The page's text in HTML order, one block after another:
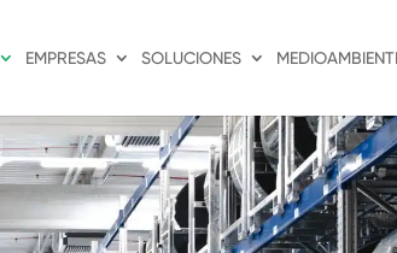
EMPRESAS SOLUCIONES